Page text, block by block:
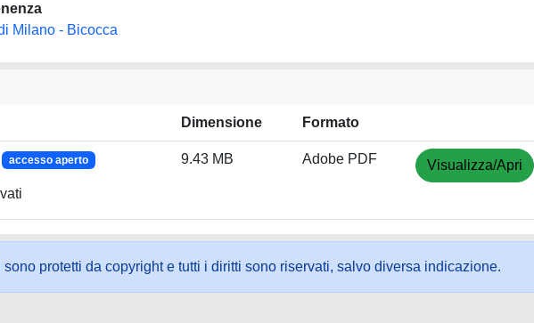
Milano - Bicocca
Dimensione Formato
accesso aperto 9.43 MB Adobe PDF Visualizza/Apri
sono protetti da copyright e tutti i diritti sono riservati, salvo diversa indicazione.